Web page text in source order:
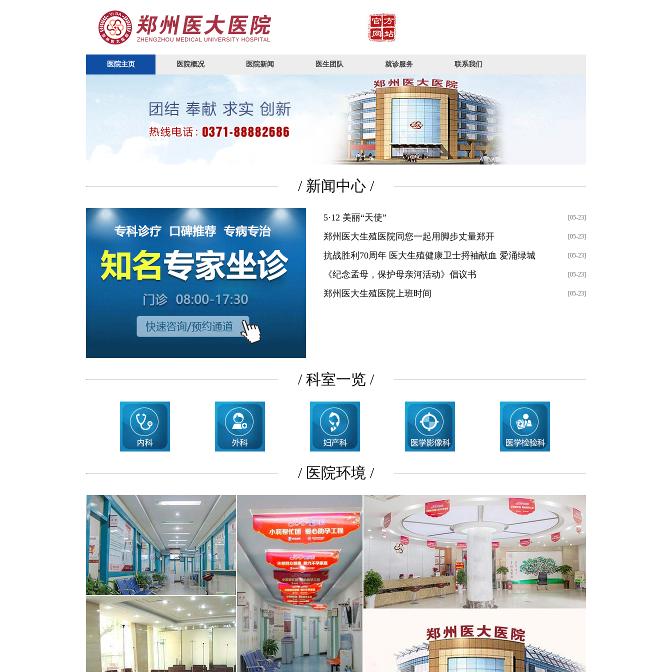
医院主页 医院概况 医院新闻 医生团队 就诊服务 联系我们
/ 新闻中心 /
[05-23]
5·12 美丽“天使”
[05-23]
郑州医大生殖医院同您一起用脚步丈量郑开
[05-23]
抗战胜利70周年 医大生殖健康卫士捋袖献血 爱涌绿城
[05-23]
《纪念孟母，保护母亲河活动》倡议书
[05-23]
郑州医大生殖医院上班时间
/ 科室一览 /
/ 医院环境 /